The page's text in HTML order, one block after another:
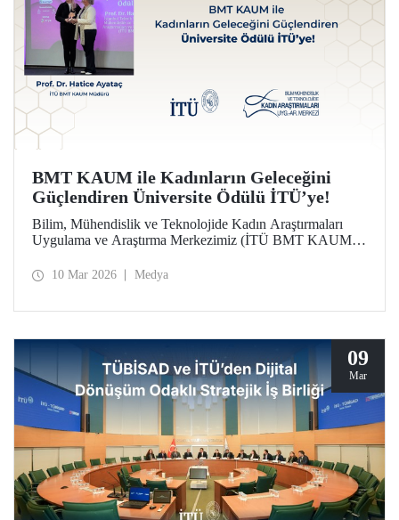
BMT KAUM ile Kadınların Geleceğini
Güçlendiren Üniversite Ödülü İTÜ’ye!
Bilim, Mühendislik ve Teknolojide Kadın Araştırmaları
Uygulama ve Araştırma Merkezimiz (İTÜ BMT KAUM)
“Kadınların Geleceğini Güçlendiren Üniversite Ödülü”ne
10 Mar 2026 Medya
09
Mar